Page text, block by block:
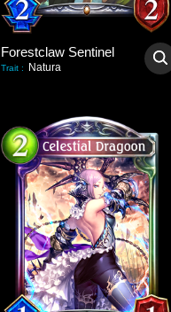
Forestclaw Sentinel
Trait : Natura